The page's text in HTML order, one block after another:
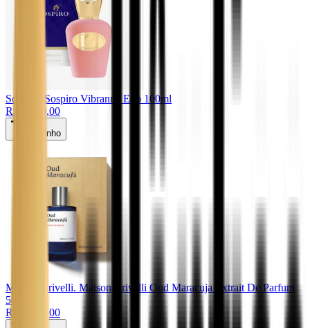
Sospiro
. Sospiro Vibranna Edp 100ml
R$ 1.450,00
Carrinho
Maison Crivelli. Maison Crivelli Oud Maracuja Extrait De Parfum
50ml
R$ 2.500,00